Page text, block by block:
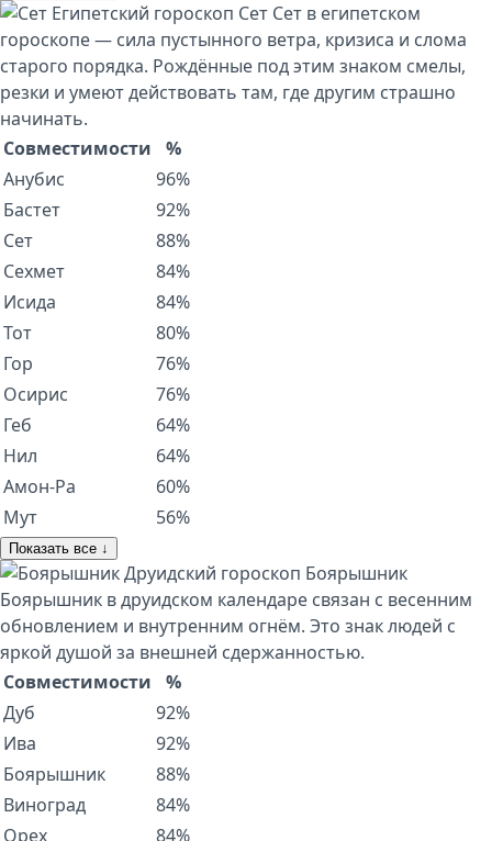
Египетский гороскоп Сет Сет в египетском
гороскопе — сила пустынного ветра, кризиса и слома
старого порядка. Рождённые под этим знаком смелы,
резки и умеют действовать там, где другим страшно
начинать.
Совместимости
%
Анубис
96%
Бастет
92%
Сет
88%
Сехмет
84%
Исида
84%
Тот
80%
Гор
76%
Осирис
76%
Геб
64%
Нил
64%
Амон-Ра
60%
Мут
56%
Показать все ↓
Друидский гороскоп Боярышник
Боярышник в друидском календаре связан с весенним
обновлением и внутренним огнём. Это знак людей с
яркой душой за внешней сдержанностью.
Совместимости
%
Дуб
92%
Ива
92%
Боярышник
88%
Виноград
84%
Орех
84%